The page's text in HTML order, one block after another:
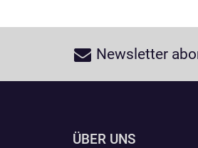
Newsletter
ÜBER UNS